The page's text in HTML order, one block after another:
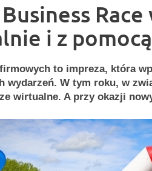
Business
i z pomocą
to impreza, która
wydarzeń. W tym roku, w
wirtualne. A przy okazji